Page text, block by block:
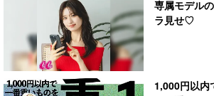
専属モデル
ラ見せ♡
1,000円以内